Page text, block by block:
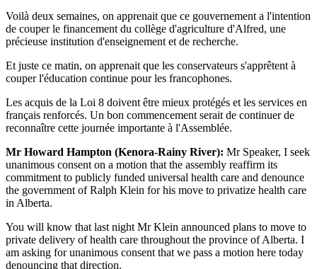
Voilà deux semaines, on apprenait que ce gouvernement a l'intention
de couper le financement du collège d'agriculture d'Alfred, une
précieuse institution d'enseignement et de recherche.
Et juste ce matin, on apprenait que les conservateurs s'apprêtent à
couper l'éducation continue pour les francophones.
Les acquis de la Loi 8 doivent être mieux protégés et les services en
français renforcés. Un bon commencement serait de continuer de
reconnaître cette journée importante à l'Assemblée.
Mr Howard Hampton (Kenora-Rainy River): Mr Speaker, I seek
unanimous consent on a motion that the assembly reaffirm its
commitment to publicly funded universal health care and denounce
the government of Ralph Klein for his move to privatize health care
in Alberta.
You will know that last night Mr Klein announced plans to move to
private delivery of health care throughout the province of Alberta. I
am asking for unanimous consent that we pass a motion here today
denouncing that direction.